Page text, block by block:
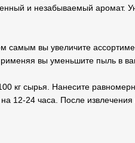
и незабываемый аромат.
самым вы увеличите
вы уменьшите пыль в
кг сырья. Нанесите
12-24 часа. После